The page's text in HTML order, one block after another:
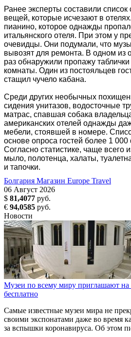
Ранее эксперты составили
вещей, которые исчезают в
пианино, которое однажды
итальянского отеля. При этом у
очевидцы. Они подумали, что
вывозят для ремонта. В одном из
раз обнаружили пропажу
комнаты. Один из постояльцев
стащил чучело кабана.
Среди других необычных
сидения унитазов, водосточные
матрас, спавшая собака
американских отелей однажды
мебели, стоявшей в номере.
основе опроса гостей более 1
Согласно статистике, чаще всего
мыло, полотенца, халаты,
и тапочки.
Болгария Магазин Europe Travel
06 Август 2026
$ 81,4077 руб.
€ 94,0585 руб.
Новости
Музеи по всему миру приглашают на
бесплатно
Самые известные музеи мира не
своими экспонатами даже во время
за вспышки коронавируса. Об этом